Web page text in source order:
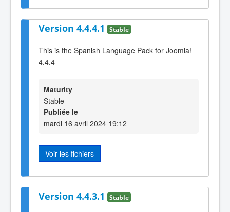
Version 4.4.4.1 Stable
This is the Spanish Language Pack for Joomla!
4.4.4
Maturity
Stable
Publiée le
mardi 16 avril 2024 19:12
Voir les fichiers
Version 4.4.3.1 Stable